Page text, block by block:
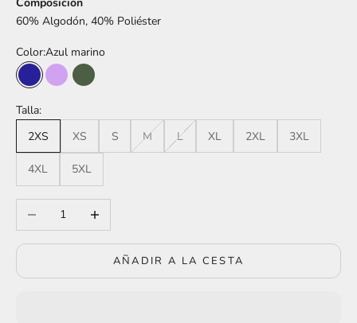
60% Algodón, 40% Poliéster
Color:Azul marino
Azul marino
MoradoVerde militar
Talla:
2XS
XS S M L XL 2XL 3XL
4XL 5XL
Reducir cantidadAumentar cantidad
AÑADIR A LA CESTA